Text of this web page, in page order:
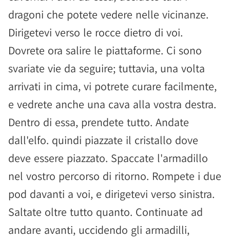
dragoni che potete vedere nelle vicinanze.
Dirigetevi verso le rocce dietro di voi.
Dovrete ora salire le piattaforme. Ci sono
svariate vie da seguire; tuttavia, una volta
arrivati in cima, vi potrete curare facilmente,
e vedrete anche una cava alla vostra destra.
Dentro di essa, prendete tutto. Andate
dall'elfo. quindi piazzate il cristallo dove
deve essere piazzato. Spaccate l'armadillo
nel vostro percorso di ritorno. Rompete i due
pod davanti a voi, e dirigetevi verso sinistra.
Saltate oltre tutto quanto. Continuate ad
andare avanti, uccidendo gli armadilli,